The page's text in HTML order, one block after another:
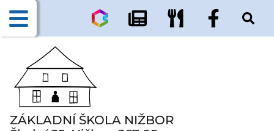
ZÁKLADNÍ ŠKOLA NIŽBOR